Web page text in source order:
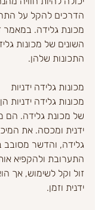
הדרכים להקל על
מכונת גלידה. במאמר
השונים של מכונות
התכונות שלהן.
מכונות גלידה ידניות
מכונות גלידה ידניות
של מכונת גלידה. הם
ידנית ומכסה. את
גלידה, והדשר מסובב
התערובת ולהקפיא
זול וקל לשימוש, אך
ידנית וזמן.